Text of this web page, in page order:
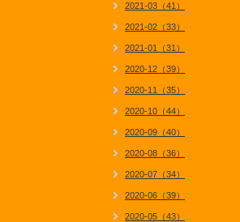
2021-03（41）
2021-02（33）
2021-01（31）
2020-12（39）
2020-11（35）
2020-10（44）
2020-09（40）
2020-08（36）
2020-07（34）
2020-06（39）
2020-05（43）